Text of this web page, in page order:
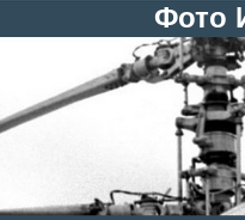
Фото